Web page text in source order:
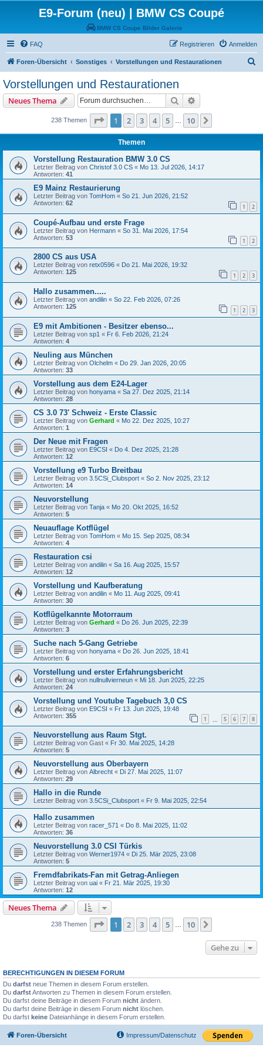
E9-Forum (neu) | BMW CS Coupé
BMW CS Coupe Bilder Galerie
FAQ Anmelden
Registrieren
Foren-Übersicht Sonstiges Vorstellungen und Restaurationen
Vorstellungen und Restaurationen
Neues Thema Suche
238 Themen Seite 1von 10
1 2 3 4 5 10
Themen
Vorstellung Restauration BMW 3.0 CS
Letzter Beitrag von Christof 3.0 CS « Mo 13. Jul 2026, 14:17
Antworten: 41
E9 Mainz Restaurierung
Letzter Beitrag von TomHom « So 21. Jun 2026, 21:52
Antworten: 62 1 2
Coupé-Aufbau und erste Frage
Letzter Beitrag von Hermann « So 31. Mai 2026, 17:54
Antworten: 53 1 2
2800 CS aus USA
Letzter Beitrag von retx0596 « Do 21. Mai 2026, 19:32
Antworten: 125 1 2 3
Hallo zusammen.....
Letzter Beitrag von andilin « So 22. Feb 2026, 07:26
Antworten: 125 1 2 3
E9 mit Ambitionen - Besitzer ebenso...
Letzter Beitrag von sp1 « Fr 6. Feb 2026, 21:24
Antworten: 4
Neuling aus München
Letzter Beitrag von Olchelm « Do 29. Jan 2026, 20:05
Antworten: 33
Vorstellung aus dem E24-Lager
Letzter Beitrag von honyama « Sa 27. Dez 2025, 21:14
Antworten: 28
CS 3.0 73' Schweiz - Erste Classic
Letzter Beitrag von Gerhard « Mo 22. Dez 2025, 10:27
Antworten: 1
Der Neue mit Fragen
Letzter Beitrag von E9CSI « Do 4. Dez 2025, 21:28
Antworten: 12
Vorstellung e9 Turbo Breitbau
Letzter Beitrag von 3.5CSi_Clubsport « So 2. Nov 2025, 23:12
Antworten: 14
Neuvorstellung
Letzter Beitrag von Tanja « Mo 20. Okt 2025, 16:52
Antworten: 5
Neuauflage Kotflügel
Letzter Beitrag von TomHom « Mo 15. Sep 2025, 08:34
Antworten: 4
Restauration csi
Letzter Beitrag von andilin « Sa 16. Aug 2025, 15:57
Antworten: 12
Vorstellung und Kaufberatung
Letzter Beitrag von andilin « Mo 11. Aug 2025, 09:41
Antworten: 30
Kotflügelkannte Motorraum
Letzter Beitrag von Gerhard « Do 26. Jun 2025, 22:39
Antworten: 3
Suche nach 5-Gang Getriebe
Letzter Beitrag von honyama « Do 26. Jun 2025, 18:41
Antworten: 6
Vorstellung und erster Erfahrungsbericht
Letzter Beitrag von nullnullvierneun « Mi 18. Jun 2025, 22:25
Antworten: 24
Vorstellung und Youtube Tagebuch 3,0 CS
Letzter Beitrag von E9CSI « Fr 13. Jun 2025, 19:48
Antworten: 355 1 5 6 7 8
Neuvorstellung aus Raum Stgt.
Letzter Beitrag von Gast « Fr 30. Mai 2025, 14:28
Antworten: 5
Neuvorstellung aus Oberbayern
Letzter Beitrag von Albrecht « Di 27. Mai 2025, 11:07
Antworten: 29
Hallo in die Runde
Letzter Beitrag von 3.5CSi_Clubsport « Fr 9. Mai 2025, 22:54
Hallo zusammen
Letzter Beitrag von racer_571 « Do 8. Mai 2025, 11:02
Antworten: 36
Neuvorstellung 3.0 CSI Türkis
Letzter Beitrag von Werner1974 « Di 25. Mär 2025, 23:08
Antworten: 5
Fremdfabrikats-Fan mit Getrag-Anliegen
Letzter Beitrag von uai « Fr 21. Mär 2025, 19:30
Antworten: 12
Neues Thema
238 Themen Seite 1von 10
1 2 3 4 5 10
Gehe zu
BERECHTIGUNGEN IN DIESEM FORUM
Du darfst neue Themen in diesem Forum erstellen.
Du darfstAntworten zu Themen in diesem Forum erstellen.
Du darfst deine Beiträge in diesem Forum nicht ändern.
Du darfst deine Beiträge in diesem Forum nicht löschen.
Du darfst keine Dateianhänge in diesem Forum erstellen.
Foren-Übersicht Impressum/Datenschutz